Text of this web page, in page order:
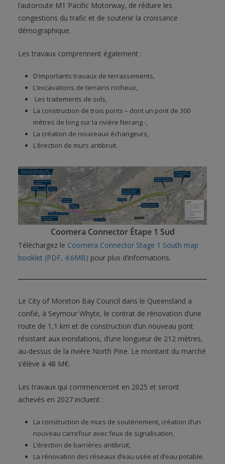
l’autoroute M1 Pacific Motorway, de réduire les
congestions du trafic et de soutenir la croissance
démographique.
Les travaux comprennent également :
D’importants travaux de terrassements,
L’excavations de terrains rocheux,
Les traitements de sols,
La construction de trois ponts – dont un pont de 300
mètres de long sur la rivière Nerang -,
La création de nouveaux échangeurs,
L’érection de murs antibruit.
Coomera Connector Étape 1 Sud
Téléchargez le Coomera Connector Stage 1 South map
booklet (PDF, 4.6MB) pour plus d’informations.
Le City of Moreton Bay Council dans le Queensland a
confié, à Seymour Whyte, le contrat de rénovation d’une
route de 1,1 km et de construction d’un nouveau pont
résistant aux inondations, d’une longueur de 212 mètres,
au-dessus de la rivière North Pine. Le montant du marché
s’élève à 48 M€.
Les travaux qui commenceront en 2025 et seront
achevés en 2027 incluent :
La construction de murs de soutènement, création d’un
nouveau carrefour avec feux de signalisation,
L’érection de barrières antibruit,
La rénovation des réseaux d’eau usée et d’eau potable.